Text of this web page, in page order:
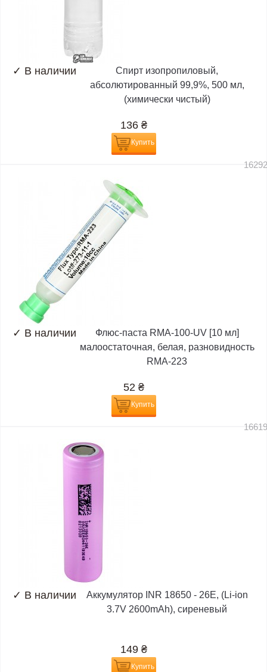
✓ В наличии
Спирт изопропиловый,
абсолютированный 99,9%, 500 мл,
(химически чистый)
136 ₴
Купить
✓ В наличии
Флюс-паста RMA-100-UV [10 мл]
малоостаточная, белая, разновидность
RMA-223
52 ₴
Купить
✓ В наличии
Аккумулятор INR 18650 - 26E, (Li-ion
3.7V 2600mAh), сиреневый
149 ₴
Купить